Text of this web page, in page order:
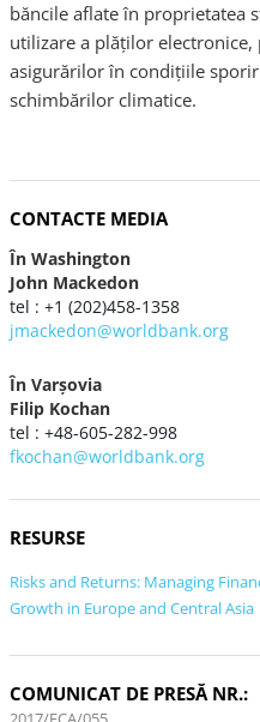
băncile aflate în proprietatea
utilizare a plăţilor
asigurărilor în condiţiile
schimbărilor climatice.
CONTACTE MEDIA
În Washington
John Mackedon
tel : +1 (202)458-1358
jmackedon@worldbank.org
În Varşovia
Filip Kochan
tel : +48-605-282-998
fkochan@worldbank.org
RESURSE
Risks and Returns: Managing
Growth in Europe and Central Asia
COMUNICAT DE PRESĂ NR.: